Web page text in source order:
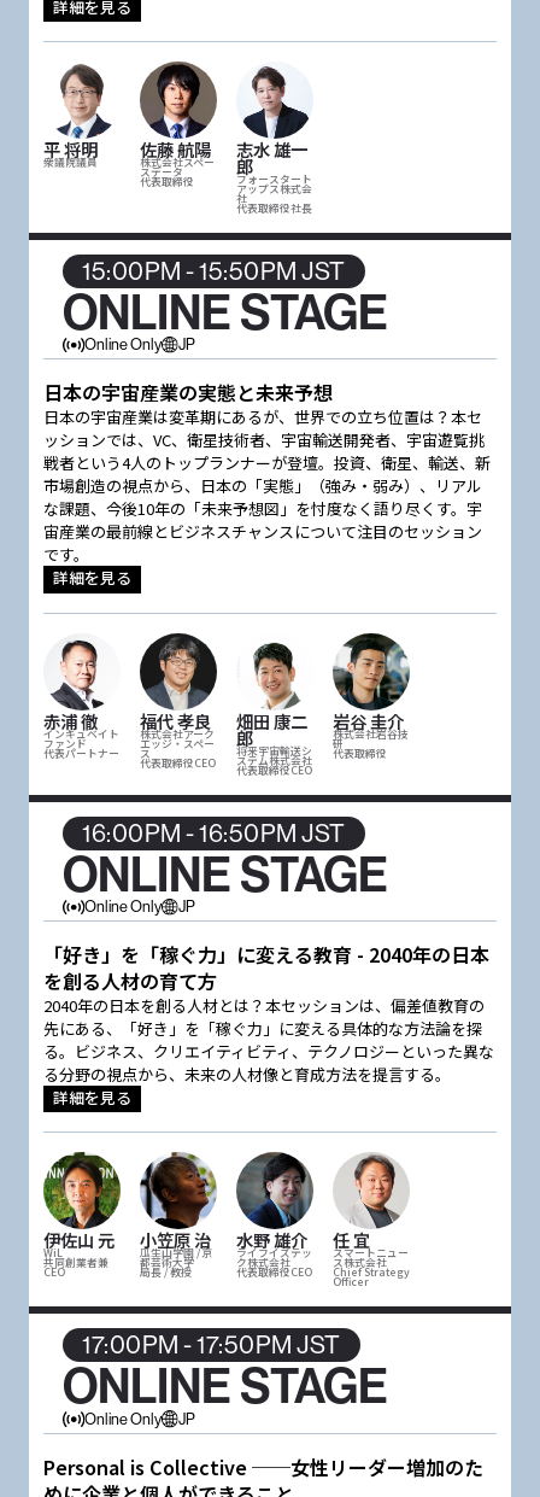
詳細を見る
平 将明
衆議院議員
佐藤 航陽
株式会社スペー
スデータ
代表取締役
志水 雄一
郎
フォースタート
アップス株式会
社
代表取締役社長
15:00PM - 15:50PM JST
ONLINE STAGE
Online Only JP
日本の宇宙産業の実態と未来予想
日本の宇宙産業は変革期にあるが、世界での立ち位置は？本セ
ッションでは、VC、衛星技術者、宇宙輸送開発者、宇宙遊覧挑
戦者という4人のトップランナーが登壇。投資、衛星、輸送、新
市場創造の視点から、日本の「実態」（強み・弱み）、リアル
な課題、今後10年の「未来予想図」を忖度なく語り尽くす。宇
宙産業の最前線とビジネスチャンスについて注目のセッション
です。
詳細を見る
赤浦 徹
インキュベイト
ファンド
代表パートナー
福代 孝良
株式会社アーク
エッジ・スペー
ス
代表取締役CEO
畑田 康二
郎
将来宇宙輸送シ
ステム株式会社
代表取締役CEO
岩谷 圭介
株式会社岩谷技
研
代表取締役
16:00PM - 16:50PM JST
ONLINE STAGE
Online Only JP
「好き」を「稼ぐ力」に変える教育 - 2040年の日本
を創る人材の育て方
2040年の日本を創る人材とは？本セッションは、偏差値教育の
先にある、「好き」を「稼ぐ力」に変える具体的な方法論を探
る。ビジネス、クリエイティビティ、テクノロジーといった異な
る分野の視点から、未来の人材像と育成方法を提言する。
詳細を見る
伊佐山 元
WiL
共同創業者兼
CEO
小笠原 治
瓜生山学園 / 京
都芸術大学
局長 / 教授
水野 雄介
ライフイズテッ
ク株式会社
代表取締役CEO
任 宜
スマートニュー
ス株式会社
Chief Strategy
Officer
17:00PM - 17:50PM JST
ONLINE STAGE
Online Only JP
Personal is Collective ──女性リーダー増加のた